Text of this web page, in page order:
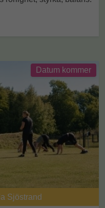
Datum kommer
Sjöstrand